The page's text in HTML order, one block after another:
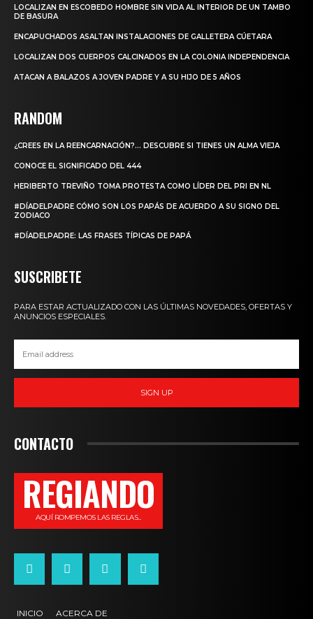
LOCALIZAN EN ESCOBEDO HOMBRE SIN VIDA AL INTERIOR DE UN TAMBO
DE BASURA
ENCAPUCHADOS ASALTAN INSTALACIONES DE GALLETERA CÚETARA
LOCALIZAN DOS CUERPOS CALCINADOS EN LA COLONIA INDEPENDENCIA
ATACAN A BALAZOS A JOVEN PADRE Y A SU HIJO DE 5 AÑOS
RANDOM
¿CREES EN LA REENCARNACIÓN?… DESCUBRE SI TIENES UN ALMA VIEJA
CONOCE EL SIGNIFICADO DEL 444
HERIBERTO TREVIÑO TOMA PROTESTA COMO LÍDER DEL PRI EN NL
#DÍADELPADRE CÓMO SON LOS PAPÁS DE ACUERDO A SU SIGNO DEL
ZODIACO
#DÍADELPADRE: LAS FRASES TÍPICAS DE PAPÁ
SUSCRIBETE
PARA ESTAR ACTUALIZADO CON LAS ÚLTIMAS NOVEDADES, OFERTAS Y
ANUNCIOS ESPECIALES.
SIGN UP
CONTACTO
REGIANDO
AQUÍ ROMPEMOS LAS REGLAS...
INICIO ACERCA DE